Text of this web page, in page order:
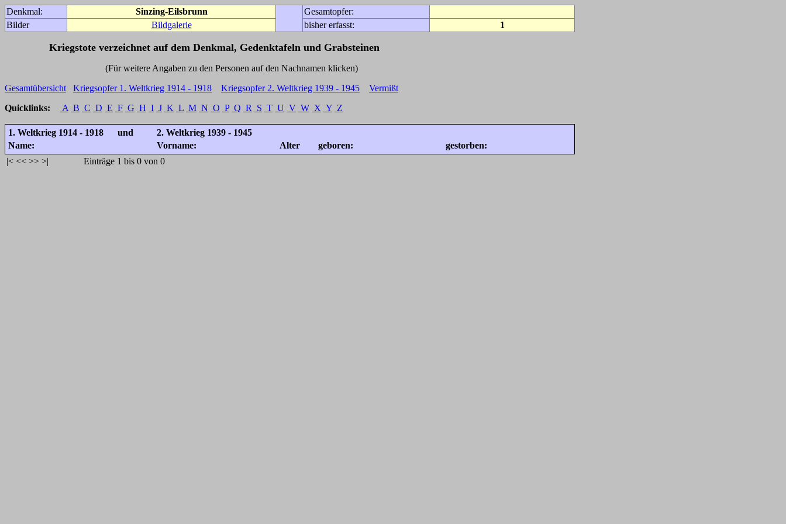
Denkmal: Sinzing-Eilsbrunn
Gesamtopfer:
Bilder
Bildgalerie bisher erfasst: 1
Kriegstote verzeichnet auf dem Denkmal, Gedenktafeln und Grabsteinen
(Für weitere Angaben zu den Personen auf den Nachnamen klicken)
Gesamtübersicht
Kriegsopfer 1. Weltkrieg 1914 - 1918 Kriegsopfer 2. Weltkrieg 1939 - 1945
Vermißt
Quicklinks:
A B C D E F G H I J K L M N O P Q R S T U V W X Y Z
1. Weltkrieg 1914 - 1918 und
2. Weltkrieg 1939 - 1945
Name:
Vorname: Alter geboren:
gestorben:
|< << >> >| Einträge 1 bis 0 von 0